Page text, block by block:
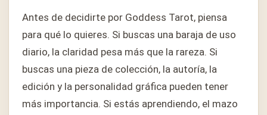
Antes de decidirte por Goddess Tarot, piensa
para qué lo quieres. Si buscas una baraja de uso
diario, la claridad pesa más que la rareza. Si
buscas una pieza de colección, la autoría, la
edición y la personalidad gráfica pueden tener
más importancia. Si estás aprendiendo, el mazo